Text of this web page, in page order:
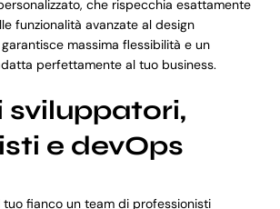
che rispecchia esattamente
funzionalità avanzate al design
garantisce massima flessibilità e un
perfettamente al tuo business.
sviluppatori,
e devOps
tuo fianco un team di professionisti